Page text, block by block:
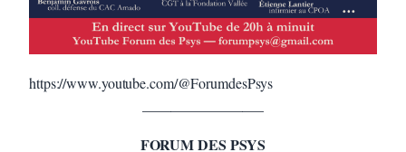
https://www.youtube.com/@ForumdesPsys
FORUM DES PSYS